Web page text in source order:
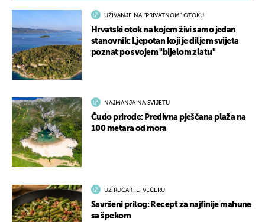
UŽIVANJE NA "PRIVATNOM" OTOKU
Hrvatski otok na kojem živi samo jedan
stanovnik: Ljepotan koji je diljem svijeta
poznat po svojem "bijelom zlatu"
NAJMANJA NA SVIJETU
Čudo prirode: Predivna pješčana plaža na
100 metara od mora
UZ RUČAK ILI VEČERU
Savršeni prilog: Recept za najfinije mahune
sa špekom